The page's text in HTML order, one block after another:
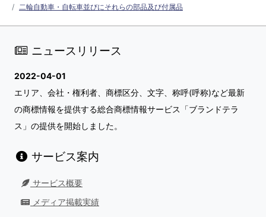
二輪自動車・自転車並びにそれらの部品及び付属品
ニュースリリース
2022-04-01
エリア、会社・権利者、商標区分、文字、称呼(呼称)など最新
の商標情報を提供する総合商標情報サービス「ブランドテラ
ス」の提供を開始しました。
サービス案内
サービス概要
メディア掲載実績